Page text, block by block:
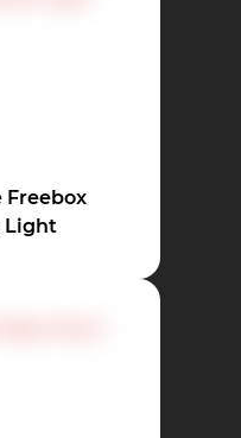
Freebox
Light